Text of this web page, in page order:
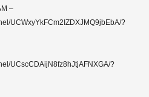
–
UCWxyYkFCm2IZDXJMQ9jbEbA/?
UCscCDAijN8fz8hJtjAFNXGA/?